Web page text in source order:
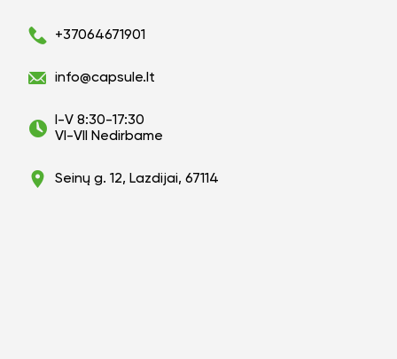
+37064671901
info@capsule.lt
I-V 8:30-17:30
VI-VII Nedirbame
Seinų g. 12, Lazdijai, 67114